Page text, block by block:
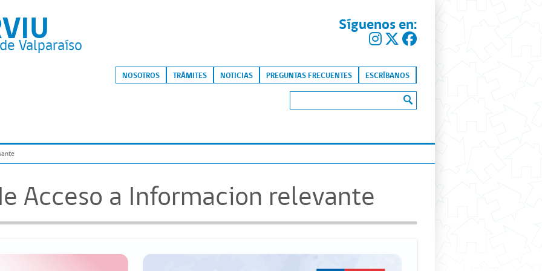
Valparaíso
Síguenos en:
Skip to content
NOSOTROS TRÁMITES NOTICIAS PREGUNTAS FRECUENTES ESCRÍBANOS
Acceso a Informacion relevante